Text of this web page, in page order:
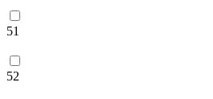
51
52